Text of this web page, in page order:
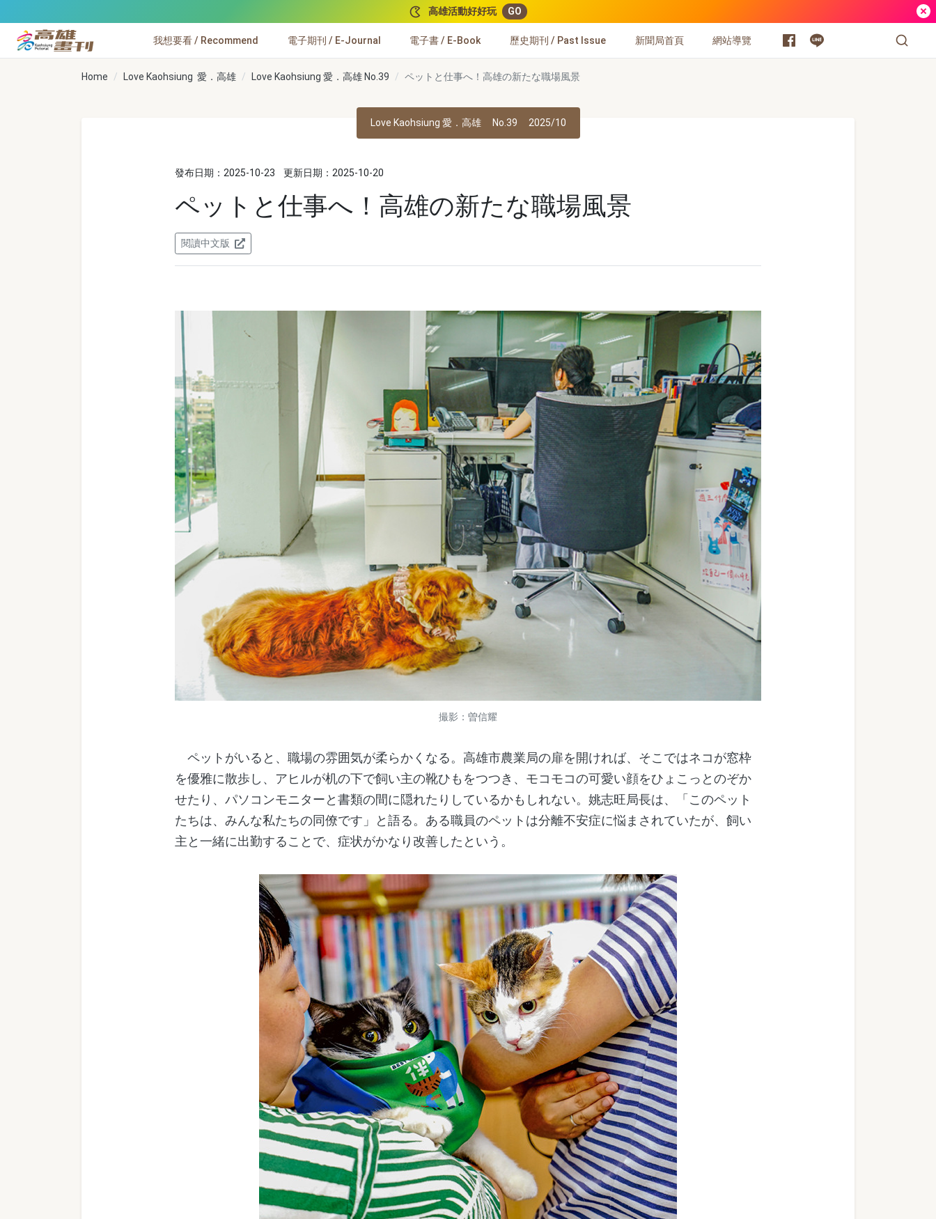
高雄活動好好玩 GO
高雄畫刊
我想要看 / Recommend 電子期刊 / E-Journal 電子書 / E-Book 歷史期刊 / Past Issue 新聞局首頁 網站導覽
Home Love Kaohsiung 愛．高雄 Love Kaohsiung 愛．高雄 No.39 ペットと仕事へ！高雄の新たな職場風景
Love Kaohsiung 愛．高雄 No.39 2025/10
發布日期：2025-10-23 更新日期：2025-10-20
ペットと仕事へ！高雄の新たな職場風景
閱讀中文版
撮影：曽信耀
ペットがいると、職場の雰囲気が柔らかくなる。高雄市農業局の扉を開ければ、そこではネコが窓枠
を優雅に散歩し、アヒルが机の下で飼い主の靴ひもをつつき、モコモコの可愛い顔をひょこっとのぞか
せたり、パソコンモニターと書類の間に隠れたりしているかもしれない。姚志旺局長は、「このペット
たちは、みんな私たちの同僚です」と語る。ある職員のペットは分離不安症に悩まされていたが、飼い
主と一緒に出勤することで、症状がかなり改善したという。